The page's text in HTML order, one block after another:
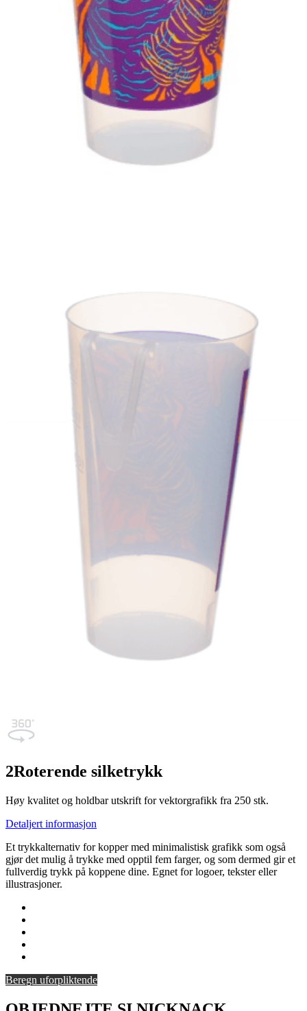
2Roterende silketrykk
Høy kvalitet og holdbar utskrift for vektorgrafikk fra 250 stk.
Detaljert informasjon
Et trykkalternativ for kopper med minimalistisk grafikk som også
gjør det mulig å trykke med opptil fem farger, og som dermed gir et
fullverdig trykk på koppene dine. Egnet for logoer, tekster eller
illustrasjoner.
Beregn uforpliktende